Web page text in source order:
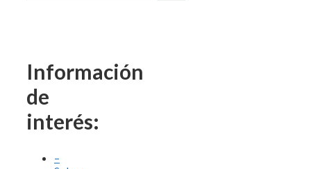
Información
de
interés:
–